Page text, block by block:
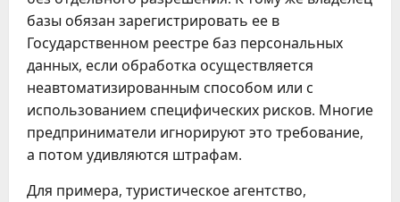
базы обязан зарегистрировать ее в
Государственном реестре баз персональных
данных, если обработка осуществляется
неавтоматизированным способом или с
использованием специфических рисков. Многие
предприниматели игнорируют это требование,
а потом удивляются штрафам.
Для примера, туристическое агентство,